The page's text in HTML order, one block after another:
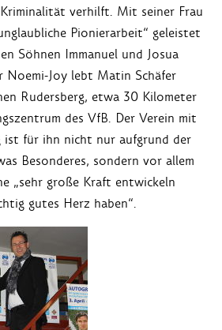
verhilft. Mit seiner Frau
Pionierarbeit“ geleistet
Söhnen Immanuel und Josua
Noemi-Joy lebt Matin Schäfer
Rudersberg, etwa 30 Kilometer
des VfB. Der Verein mit
ist für ihn nicht nur aufgrund der
Besonderes, sondern vor allem
„sehr große Kraft entwickeln
gutes Herz haben“.